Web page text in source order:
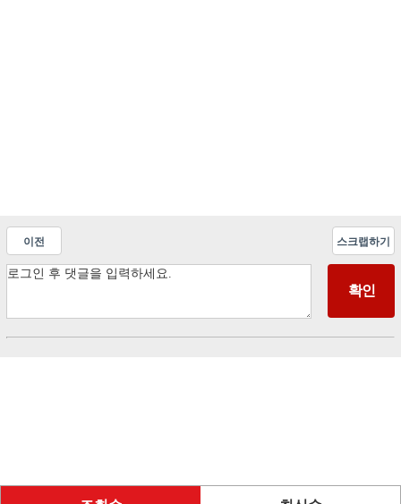
이전 스크랩하기